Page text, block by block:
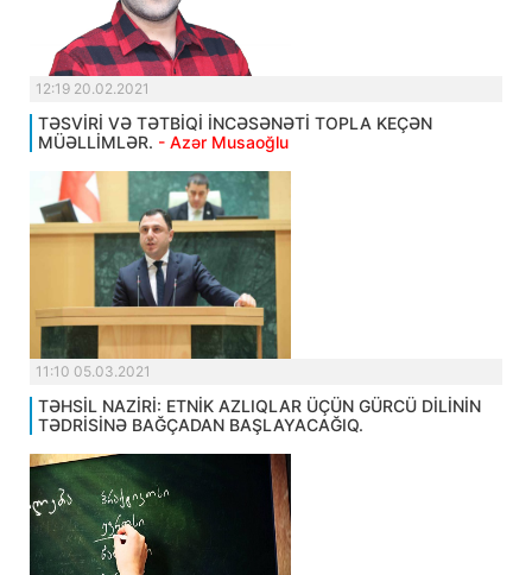
12:19 20.02.2021
TƏSVİRİ VƏ TƏTBİQİ İNCƏSƏNƏTİ TOPLA KEÇƏN
MÜƏLLİMLƏR. - Azər Musaoğlu
11:10 05.03.2021
TƏHSİL NAZİRİ: ETNİK AZLIQLAR ÜÇÜN GÜRCÜ DİLİNİN
TƏDRİSİNƏ BAĞÇADAN BAŞLAYACAĞIQ.